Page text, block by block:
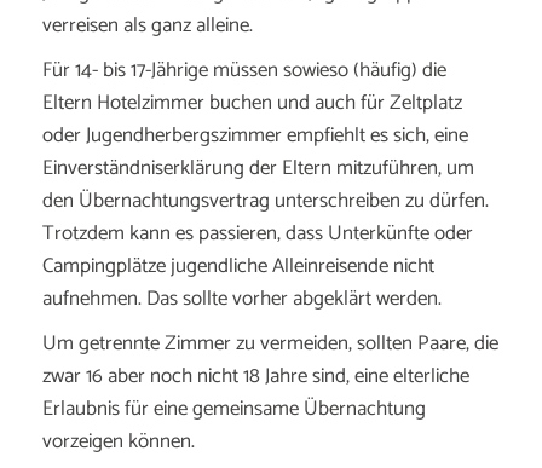
verreisen als ganz alleine.
Für 14- bis 17-Jährige müssen sowieso (häufig) die
Eltern Hotelzimmer buchen und auch für Zeltplatz
oder Jugendherbergszimmer empfiehlt es sich, eine
Einverständniserklärung der Eltern mitzuführen, um
den Übernachtungsvertrag unterschreiben zu dürfen.
Trotzdem kann es passieren, dass Unterkünfte oder
Campingplätze jugendliche Alleinreisende nicht
aufnehmen. Das sollte vorher abgeklärt werden.
Um getrennte Zimmer zu vermeiden, sollten Paare, die
zwar 16 aber noch nicht 18 Jahre sind, eine elterliche
Erlaubnis für eine gemeinsame Übernachtung
vorzeigen können.